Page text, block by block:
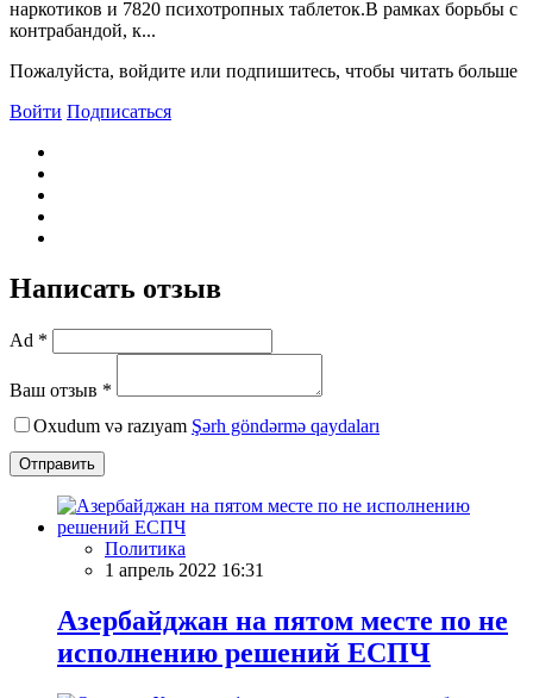
наркотиков и 7820 психотропных таблеток.В рамках борьбы с
контрабандой, к...
Пожалуйста, войдите или подпишитесь, чтобы читать больше
Войти Подписаться
Написать отзыв
Ad *
Ваш отзыв *
Oxudum və razıyam Şərh göndərmə qaydaları
Отправить
Политика
1 апрель 2022 16:31
Азербайджан на пятом месте по не
исполнению решений ЕСПЧ